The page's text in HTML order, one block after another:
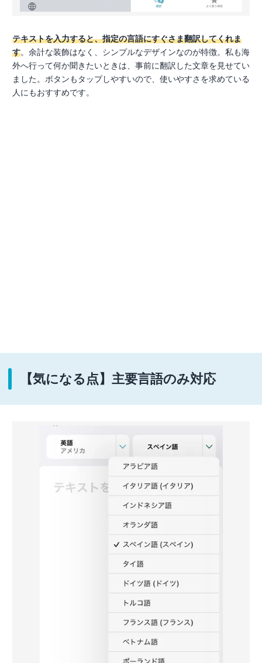
テキストを入力すると、指定の言語にすぐさま翻訳してくれま
す。余計な装飾はなく、シンプルなデザインなのが特徴。私も海
外へ行って何か聞きたいときは、事前に翻訳した文章を見せてい
ました。ボタンもタップしやすいので、使いやすさを求めている
人にもおすすめです。
【気になる点】主要言語のみ対応